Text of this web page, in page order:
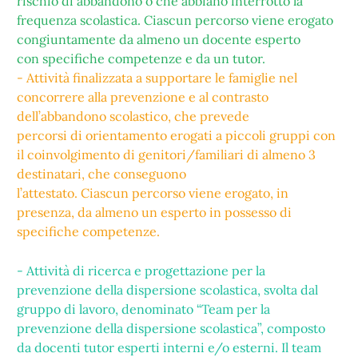
frequenza scolastica. Ciascun percorso viene erogato
congiuntamente da almeno un docente esperto
con specifiche competenze e da un tutor.
- Attività finalizzata a supportare le famiglie nel
concorrere alla prevenzione e al contrasto
dell’abbandono scolastico, che prevede
percorsi di orientamento erogati a piccoli gruppi con
il coinvolgimento di genitori/familiari di almeno 3
destinatari, che conseguono
l’attestato. Ciascun percorso viene erogato, in
presenza, da almeno un esperto in possesso di
specifiche competenze.
- Attività di ricerca e progettazione per la
prevenzione della dispersione scolastica, svolta dal
gruppo di lavoro, denominato “Team per la
prevenzione della dispersione scolastica”, composto
da docenti tutor esperti interni e/o esterni. Il team